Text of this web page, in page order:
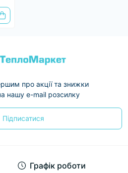
про акції та знижки
нашу e-mail розсилку
Підписатися
Графік роботи